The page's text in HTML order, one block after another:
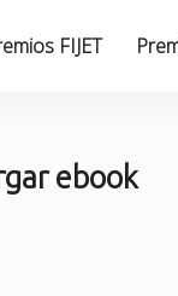
FIJET
ebook